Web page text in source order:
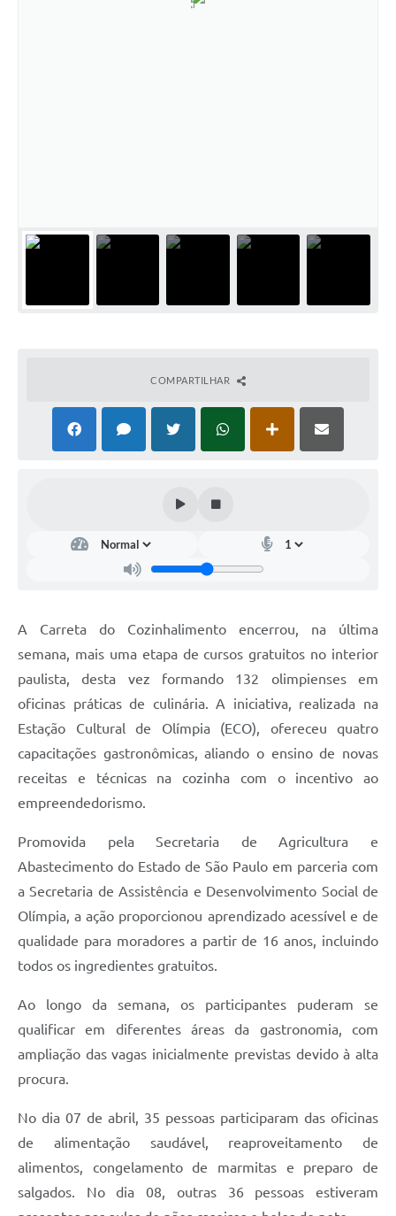
COMPARTILHAR
A Carreta do Cozinhalimento encerrou, na última
semana, mais uma etapa de cursos gratuitos no interior
paulista, desta vez formando 132 olimpienses em
oficinas práticas de culinária. A iniciativa, realizada na
Estação Cultural de Olímpia (ECO), ofereceu quatro
capacitações gastronômicas, aliando o ensino de novas
receitas e técnicas na cozinha com o incentivo ao
empreendedorismo.
Promovida pela Secretaria de Agricultura e
Abastecimento do Estado de São Paulo em parceria com
a Secretaria de Assistência e Desenvolvimento Social de
Olímpia, a ação proporcionou aprendizado acessível e de
qualidade para moradores a partir de 16 anos, incluindo
todos os ingredientes gratuitos.
Ao longo da semana, os participantes puderam se
qualificar em diferentes áreas da gastronomia, com
ampliação das vagas inicialmente previstas devido à alta
procura.
No dia 07 de abril, 35 pessoas participaram das oficinas
de alimentação saudável, reaproveitamento de
alimentos, congelamento de marmitas e preparo de
salgados. No dia 08, outras 36 pessoas estiveram